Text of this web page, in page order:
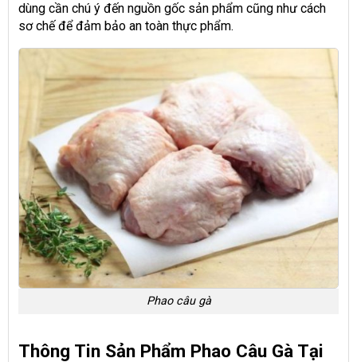
dùng cần chú ý đến nguồn gốc sản phẩm cũng như cách
sơ chế để đảm bảo an toàn thực phẩm.
Phao câu gà
Thông Tin Sản Phẩm Phao Câu Gà Tại